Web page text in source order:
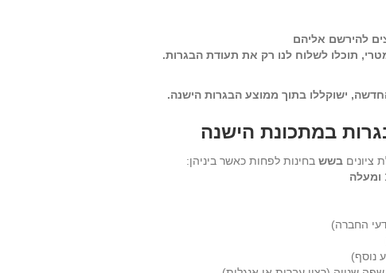
להירשם אליהם
תוכלו לשלוח לנו רק את תעודת הבגרות.
ישוקללו בתוך ממוצע הבגרות הישנה.
במתכונת הישנה
בשש בחינות לפחות כאשר ביניהן:
החברה)
נוסף)